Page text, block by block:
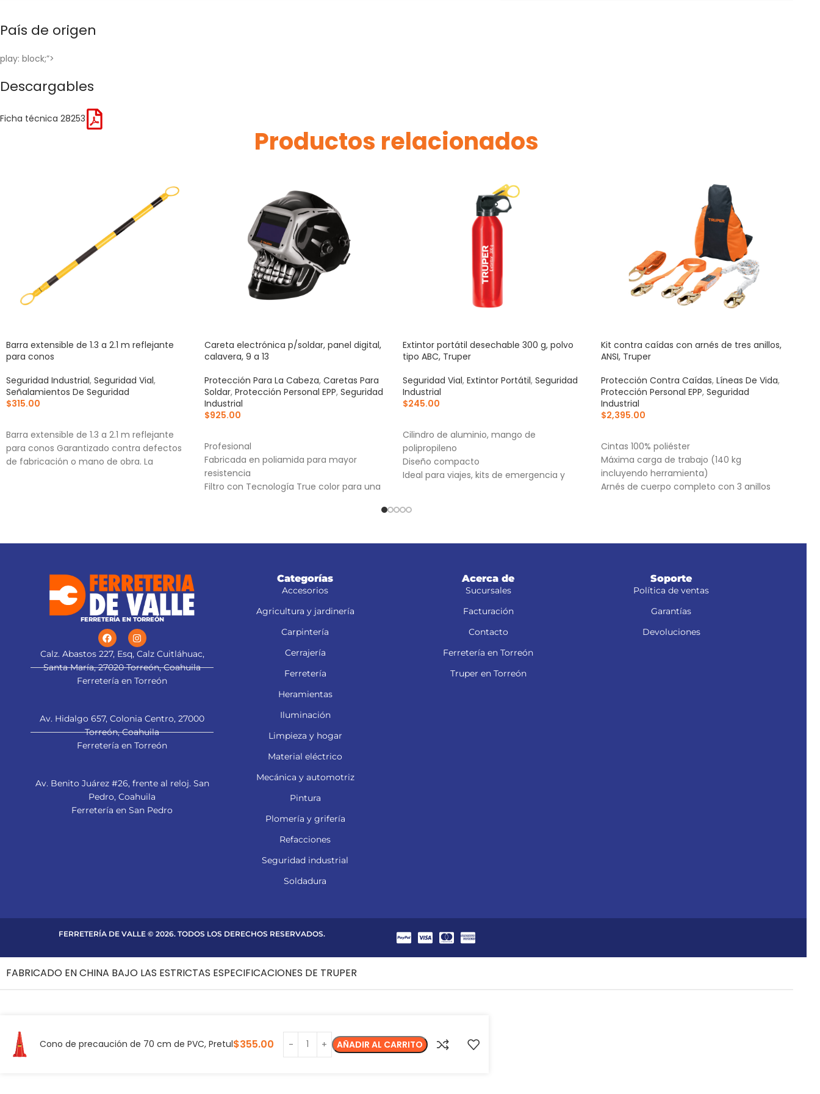
País de origen
play: block;”>
Descargables
Ficha técnica 28253
Productos relacionados
Barra extensible de 1.3 a 2.1 m reflejante
para conos
Seguridad Industrial, Seguridad Vial,
Señalamientos De Seguridad
$315.00
Barra extensible de 1.3 a 2.1 m reflejante
para conos Garantizado contra defectos
de fabricación o mano de obra. La
Careta electrónica p/soldar, panel digital,
calavera, 9 a 13
Protección Para La Cabeza, Caretas Para
Soldar, Protección Personal EPP, Seguridad
Industrial
$925.00
Profesional
Fabricada en poliamida para mayor
resistencia
Filtro con Tecnología True color para una
Extintor portátil desechable 300 g, polvo
tipo ABC, Truper
Seguridad Vial, Extintor Portátil, Seguridad
Industrial
$245.00
Cilindro de aluminio, mango de
polipropileno
Diseño compacto
Ideal para viajes, kits de emergencia y
Kit contra caídas con arnés de tres anillos,
ANSI, Truper
Protección Contra Caídas, Líneas De Vida,
Protección Personal EPP, Seguridad
Industrial
$2,395.00
Cintas 100% poliéster
Máxima carga de trabajo (140 kg
incluyendo herramienta)
Arnés de cuerpo completo con 3 anillos
FERRETERÍA EN TORREÓN
Calz. Abastos 227, Esq, Calz Cuitláhuac,
Santa María, 27020 Torreón, Coahuila
Ferretería en Torreón
Av. Hidalgo 657, Colonia Centro, 27000
Torreón, Coahuila
Ferretería en Torreón
Av. Benito Juárez #26, frente al reloj. San
Pedro, Coahuila
Ferretería en San Pedro
Categorías
Accesorios
Agricultura y jardinería
Carpintería
Cerrajería
Ferretería
Heramientas
Iluminación
Limpieza y hogar
Material eléctrico
Mecánica y automotriz
Pintura
Plomería y grifería
Refacciones
Seguridad industrial
Soldadura
Acerca de
Sucursales
Facturación
Contacto
Ferretería en Torreón
Truper en Torreón
Soporte
Política de ventas
Garantías
Devoluciones
FERRETERÍA DE VALLE © 2026. TODOS LOS DERECHOS RESERVADOS.
Cono de precaución de 70 cm de PVC, Pretul$355.00 AÑADIR AL CARRITO
FABRICADO EN CHINA BAJO LAS ESTRICTAS ESPECIFICACIONES DE TRUPER